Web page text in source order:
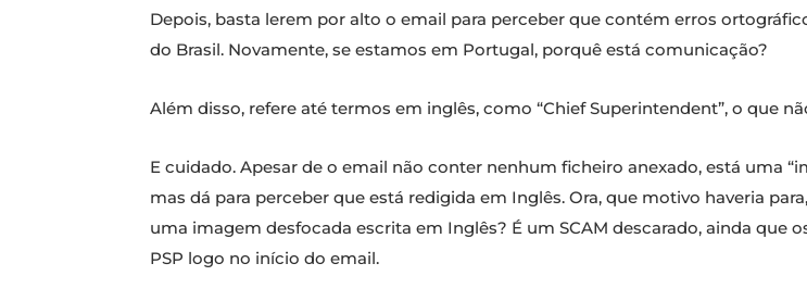
Depois, basta lerem por alto o email para perceber que contém erros
do Brasil. Novamente, se estamos em Portugal, porquê está comunicação?
Além disso, refere até termos em inglês, como “Chief Superintendent”, o que
E cuidado. Apesar de o email não conter nenhum ficheiro anexado, está uma
mas dá para perceber que está redigida em Inglês. Ora, que motivo haveria
uma imagem desfocada escrita em Inglês? É um SCAM descarado, ainda que
PSP logo no início do email.